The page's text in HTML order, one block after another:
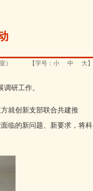
） 【字号： 小 中 大】
研工作。
就创新支部联合共建推
临的新问题、新要求，将科